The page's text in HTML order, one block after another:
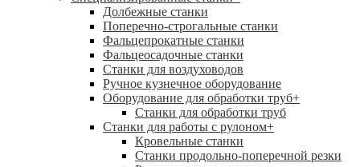
Долбежные станки
Поперечно-строгальные станки
Фальцепрокатные станки
Фальцеосадочные станки
Станки для воздуховодов
Ручное кузнечное оборудование
Оборудование для обработки труб+
Станки для обработки труб
Станки для работы с рулоном+
Кровельные станки
Станки продольно-поперечной резки